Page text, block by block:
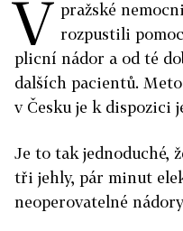
V pražské
rozpustili
plicní nádor a od té
dalších pacientů.
v Česku je k dispozici
Je to tak jednoduché,
tři jehly, pár minut
neoperovatelné